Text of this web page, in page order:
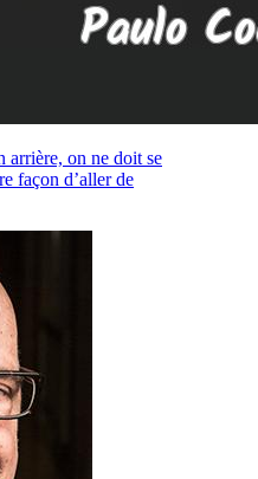
arrière, on ne doit se
façon d’aller de